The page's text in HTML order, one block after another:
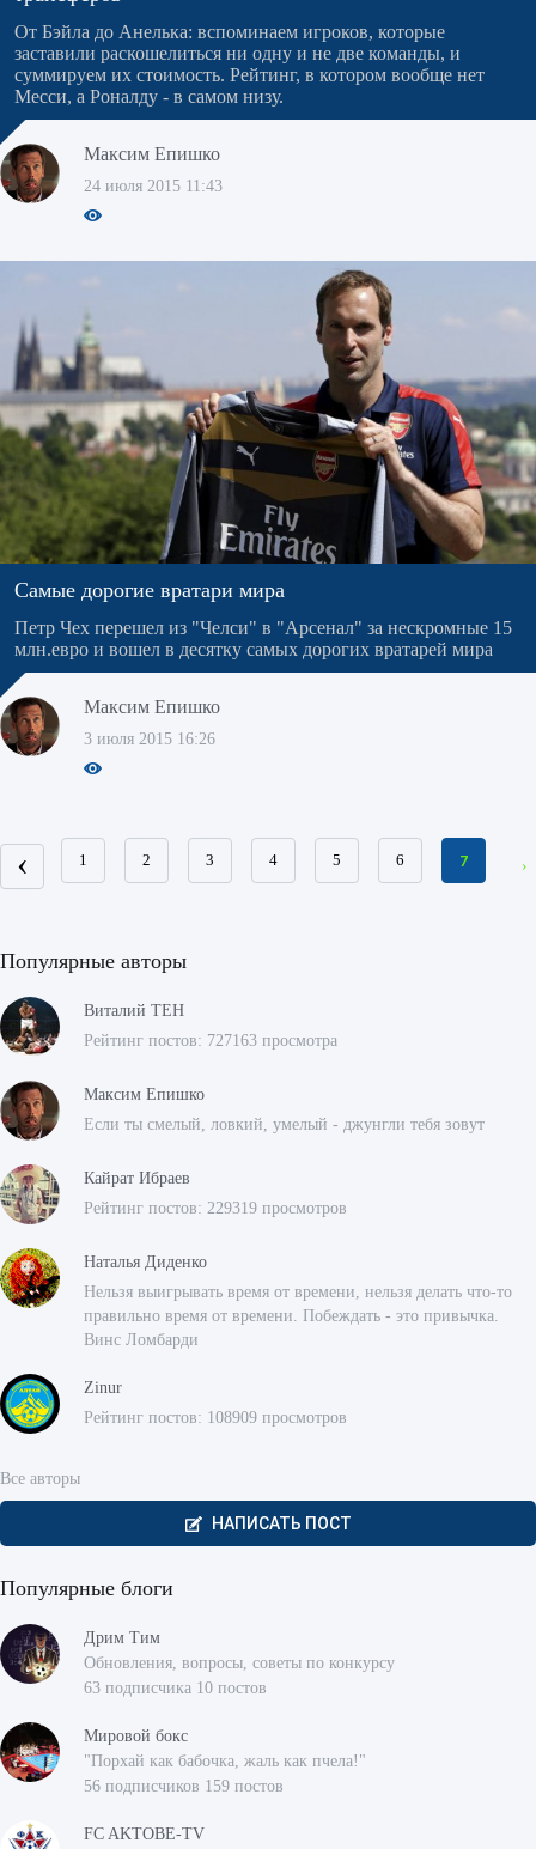
От Бэйла до Анелька: вспоминаем игроков, которые
заставили раскошелиться ни одну и не две команды, и
суммируем их стоимость. Рейтинг, в котором вообще нет
Месси, а Роналду - в самом низу.
Максим Епишко
24 июля 2015 11:43
Самые дорогие вратари мира
Петр Чех перешел из "Челси" в "Арсенал" за нескромные 15
млн.евро и вошел в десятку самых дорогих вратарей мира
Максим Епишко
3 июля 2015 16:26
‹ 1 2 3 4 5 6 7 ›
Популярные авторы
Виталий ТЕН
Рейтинг постов: 727163 просмотра
Максим Епишко
Если ты смелый, ловкий, умелый - джунгли тебя зовут
Кайрат Ибраев
Рейтинг постов: 229319 просмотров
Наталья Диденко
Нельзя выигрывать время от времени, нельзя делать что-то
правильно время от времени. Побеждать - это привычка.
Винс Ломбарди
Zinur
Рейтинг постов: 108909 просмотров
Все авторы
НАПИСАТЬ ПОСТ
Популярные блоги
Дрим Тим
Обновления, вопросы, советы по конкурсу
63 подписчика 10 постов
Мировой бокс
"Порхай как бабочка, жаль как пчела!"
56 подписчиков 159 постов
FC AKTOBE-TV